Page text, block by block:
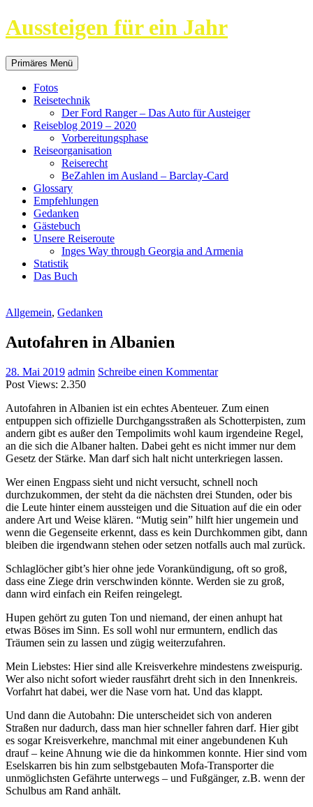
Aussteigen für ein Jahr
Suchen
Primäres Menü Springe
zum
Fotos
Reisetechnik
Der Ford Ranger – Das Auto für Austeiger
Reiseblog 2019 – 2020
Vorbereitungsphase
Reiseorganisation
Reiserecht
BeZahlen im Ausland – Barclay-Card
Glossary
Empfehlungen
Gedanken
Gästebuch
Unsere Reiseroute
Inges Way through Georgia and Armenia
Statistik
Das Buch
Allgemein, Gedanken
Autofahren in Albanien
28. Mai 2019 admin Schreibe einen Kommentar
Post Views: 2.350
Autofahren in Albanien ist ein echtes Abenteuer. Zum einen
entpuppen sich offizielle Durchgangsstraßen als Schotterpisten, zum
andern gibt es außer den Tempolimits wohl kaum irgendeine Regel,
an die sich die Albaner halten. Dabei geht es nicht immer nur dem
Gesetz der Stärke. Man darf sich halt nicht unterkriegen lassen.
Wer einen Engpass sieht und nicht versucht, schnell noch
durchzukommen, der steht da die nächsten drei Stunden, oder bis
die Leute hinter einem aussteigen und die Situation auf die ein oder
andere Art und Weise klären. “Mutig sein” hilft hier ungemein und
wenn die Gegenseite erkennt, dass es kein Durchkommen gibt, dann
bleiben die irgendwann stehen oder setzen notfalls auch mal zurück.
Schlaglöcher gibt’s hier ohne jede Vorankündigung, oft so groß,
dass eine Ziege drin verschwinden könnte. Werden sie zu groß,
dann wird einfach ein Reifen reingelegt.
Hupen gehört zu guten Ton und niemand, der einen anhupt hat
etwas Böses im Sinn. Es soll wohl nur ermuntern, endlich das
Träumen sein zu lassen und zügig weiterzufahren.
Mein Liebstes: Hier sind alle Kreisverkehre mindestens zweispurig.
Wer also nicht sofort wieder rausfährt dreht sich in den Innenkreis.
Vorfahrt hat dabei, wer die Nase vorn hat. Und das klappt.
Und dann die Autobahn: Die unterscheidet sich von anderen
Straßen nur dadurch, dass man hier schneller fahren darf. Hier gibt
es sogar Kreisverkehre, manchmal mit einer angebundenen Kuh
drauf – keine Ahnung wie die da hinkommen konnte. Hier sind vom
Eselskarren bis hin zum selbstgebauten Mofa-Transporter die
unmöglichsten Gefährte unterwegs – und Fußgänger, z.B. wenn der
Schulbus am Rand anhält.